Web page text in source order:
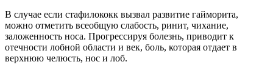
В случае если стафилококк вызвал развитие гайморита,
можно отметить всеобщую слабость, ринит, чихание,
заложенность носа. Прогрессируя болезнь, приводит к
отечности лобной области и век, боль, которая отдает в
верхнюю челюсть, нос и лоб.